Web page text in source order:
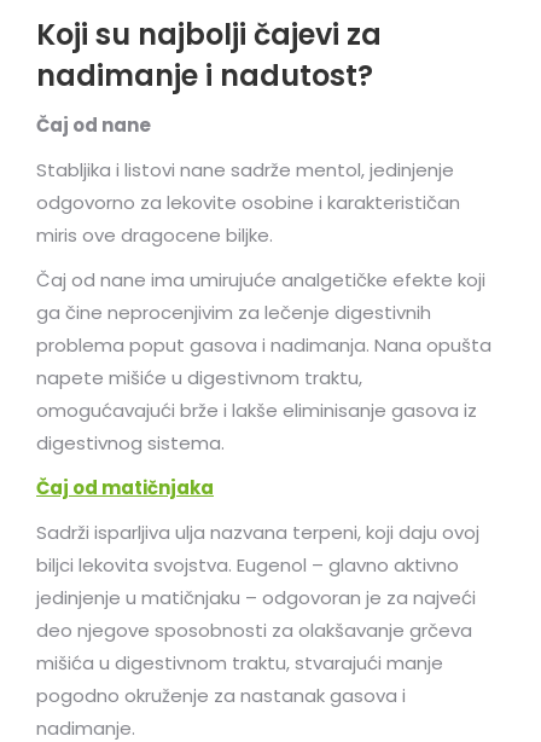
Koji su najbolji čajevi za
nadimanje i nadutost?
Čaj od nane
Stabljika i listovi nane sadrže mentol, jedinjenje
odgovorno za lekovite osobine i karakterističan
miris ove dragocene biljke.
Čaj od nane ima umirujuće analgetičke efekte koji
ga čine neprocenjivim za lečenje digestivnih
problema poput gasova i nadimanja. Nana opušta
napete mišiće u digestivnom traktu,
omogućavajući brže i lakše eliminisanje gasova iz
digestivnog sistema.
Čaj od matičnjaka
Sadrži isparljiva ulja nazvana terpeni, koji daju ovoj
biljci lekovita svojstva. Eugenol – glavno aktivno
jedinjenje u matičnjaku – odgovoran je za najveći
deo njegove sposobnosti za olakšavanje grčeva
mišića u digestivnom traktu, stvarajući manje
pogodno okruženje za nastanak gasova i
nadimanje.